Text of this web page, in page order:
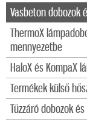
Vasbeton dobozok
ThermoX
mennyezetbe
HaloX és KompaX
Termékek külső
Tűzzáró dobozok